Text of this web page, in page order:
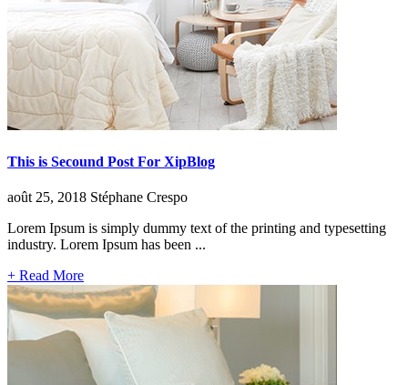
This is Secound Post For XipBlog
août 25, 2018 Stéphane Crespo
Lorem Ipsum is simply dummy text of the printing and typesetting
industry. Lorem Ipsum has been ...
+ Read More